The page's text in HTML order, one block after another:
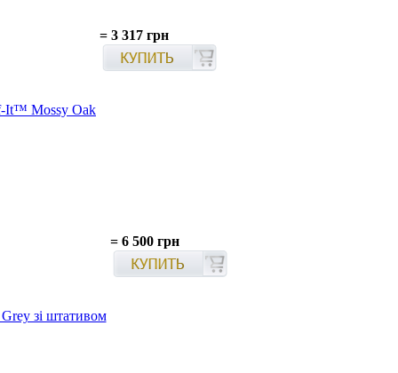
It™ Mossy Oak
= 3 317 грн
зі штативом
= 6 500 грн